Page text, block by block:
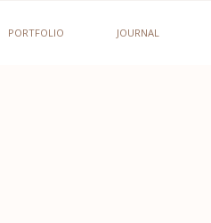
PORTFOLIO JOURNAL